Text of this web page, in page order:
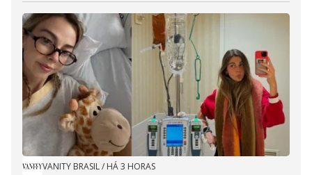
VANITY BRASIL/ HÁ 3 HORAS